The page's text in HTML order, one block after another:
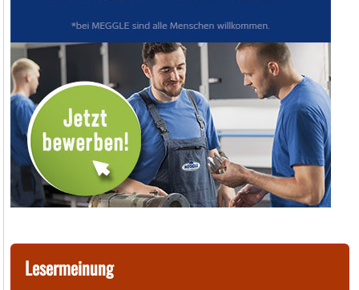
Lesermeinung